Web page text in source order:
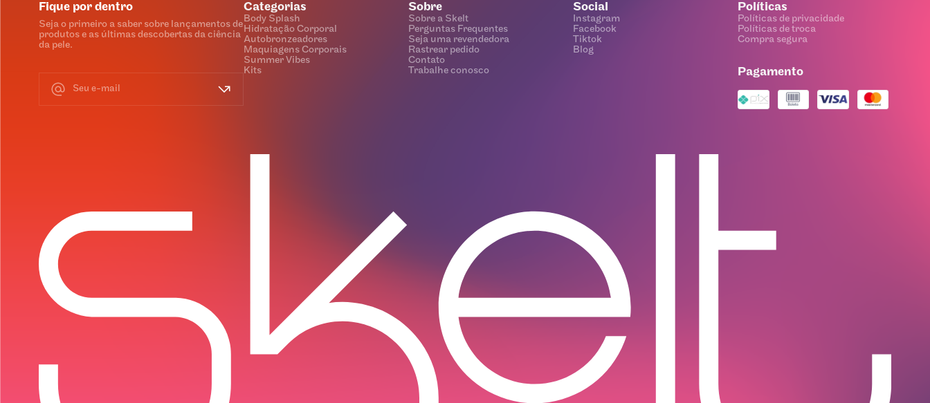
Fique por dentro
Seja o primeiro a saber sobre lançamentos de
produtos e as últimas descobertas da ciência
da pele.
Categorias
Body Splash
Hidratação Corporal
Autobronzeadores
Maquiagens Corporais
Summer Vibes
Kits
Sobre
Sobre a Skelt
Perguntas Frequentes
Seja uma revendedora
Rastrear pedido
Contato
Trabalhe conosco
Social
Instagram
Facebook
Tiktok
Blog
Políticas
Políticas de privacidade
Políticas de troca
Compra segura
Pagamento